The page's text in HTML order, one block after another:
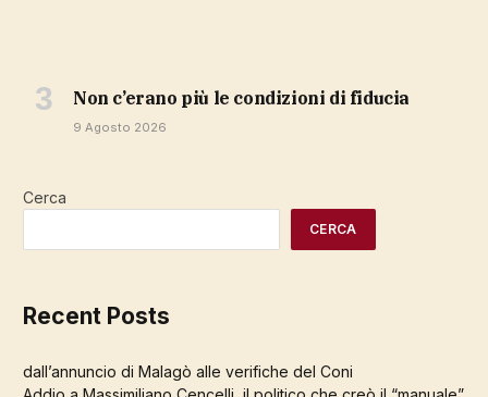
non c’erano più le condizioni di fiducia
9 Agosto 2026
Cerca
CERCA
Recent Posts
dall’annuncio di Malagò alle verifiche del Coni